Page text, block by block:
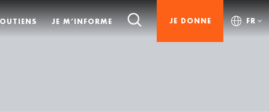
JE M’INFORME JE DONNE FR